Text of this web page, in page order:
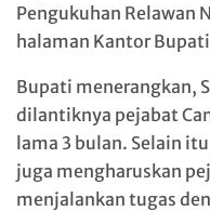
Pengukuhan Relawan
halaman Kantor
Bupati menerangkan,
dilantiknya pejabat
lama 3 bulan. Selain
juga mengharuskan
menjalankan tugas